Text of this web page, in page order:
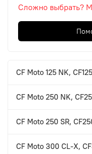
Сложно выбрать?
CF Moto 125 NK, CF125
CF Moto 250 NK,
CF Moto 250 SR,
CF Moto 300 CL-X,